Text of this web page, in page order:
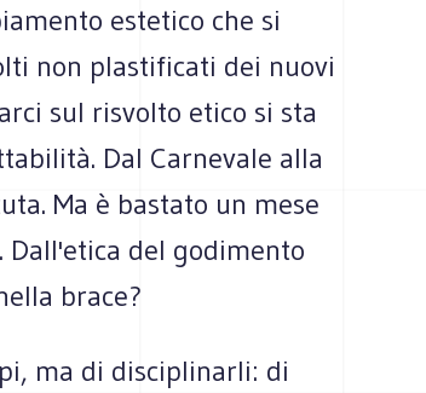
estetico che si
non plastificati dei nuovi
sul risvolto etico si sta
Dal Carnevale alla
Ma è bastato un mese
Dall'etica del godimento
brace?
ma di disciplinarli: di